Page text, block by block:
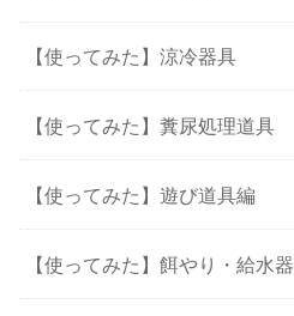
【使ってみた】涼冷器具
【使ってみた】糞尿処理道具
【使ってみた】遊び道具編
【使ってみた】餌やり・給水器